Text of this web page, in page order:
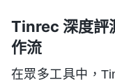
Tinrec 深度評
作流
在眾多工具中，